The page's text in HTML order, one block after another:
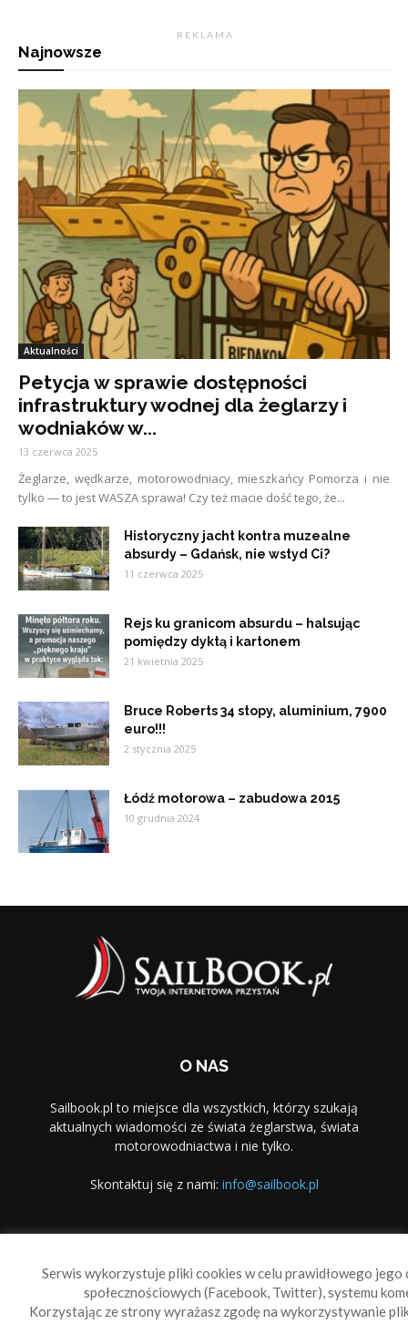
R E K L A M A
Najnowsze
Aktualności
Petycja w sprawie dostępności
infrastruktury wodnej dla żeglarzy i
wodniaków w...
13 czerwca 2025
Żeglarze, wędkarze, motorowodniacy, mieszkańcy Pomorza i nie
tylko — to jest WASZA sprawa! Czy też macie dość tego, że...
Historyczny jacht kontra muzealne
absurdy – Gdańsk, nie wstyd Ci?
11 czerwca 2025
Rejs ku granicom absurdu – halsując
pomiędzy dyktą i kartonem
21 kwietnia 2025
Bruce Roberts 34 stopy, aluminium, 7900
euro!!!
2 stycznia 2025
Łódź motorowa – zabudowa 2015
10 grudnia 2024
O NAS
Sailbook.pl to miejsce dla wszystkich, którzy szukają
aktualnych wiadomości ze świata żeglarstwa, świata
motorowodniactwa i nie tylko.
Skontaktuj się z nami: info@sailbook.pl
Serwis wykorzystuje pliki cookies w celu prawidłowego
społecznościowych (Facebook, Twitter), systemu
Korzystając ze strony wyrażasz zgodę na wykorzystywanie